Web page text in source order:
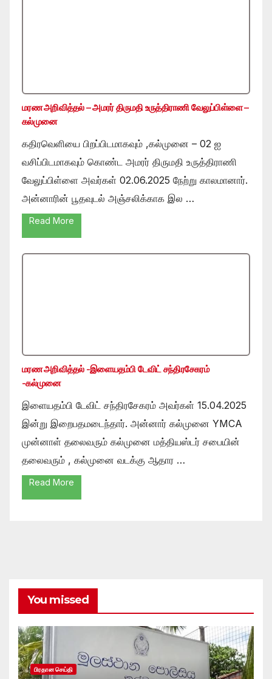
மரண அறிவித்தல் – அமரர் திருமதி உருத்திராணி வேலுப்பிள்ளை –
கல்முனை
கதிரவெளியை பிறப்பிடமாகவும் ,கல்முனை – 02 ஐ
வசிப்பிடமாகவும் கொண்ட அமரர் திருமதி உருத்திராணி
வேலுப்பிள்ளை அவர்கள் 02.06.2025 நேற்று காலமானார்.
அன்னாரின் பூதவுடல் அஞ்சலிக்காக இல …
Read More
மரண அறிவித்தல் -இளையதம்பி டேவிட் சந்திரசேகரம்
-கல்முனை
இளையதம்பி டேவிட் சந்திரசேகரம் அவர்கள் 15.04.2025
இன்று இறைபதமடைந்தார். அன்னார் கல்முனை YMCA
முன்னாள் தலைவரும் கல்முனை மத்தியஸ்டர் சபையின்
தலைவரும் , கல்முனை வடக்கு ஆதார …
Read More
You missed
பிரதான செய்தி